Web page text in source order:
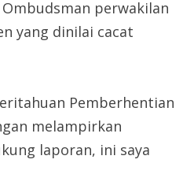
perwakilan
yang dinilai cacat
Pemberhentian
melampirkan
laporan, ini saya